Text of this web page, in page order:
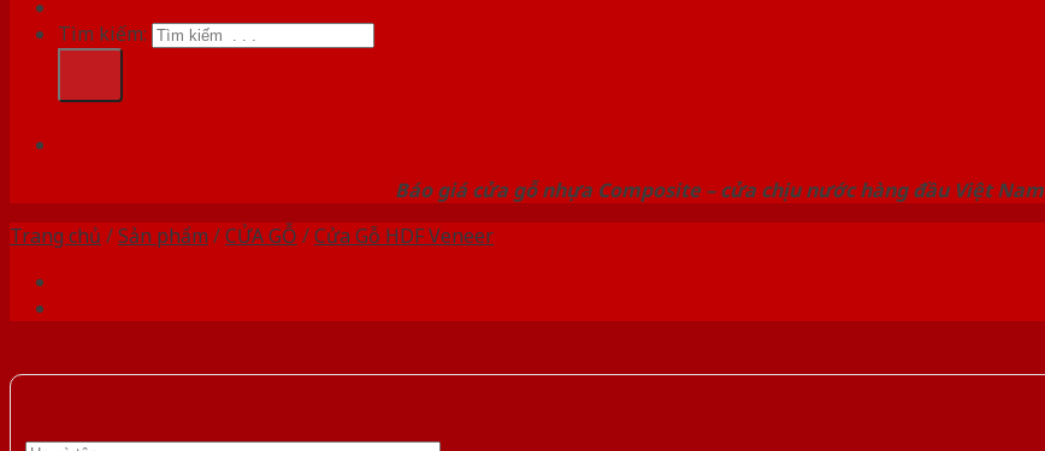
Tìm kiếm:
Báo giá cửa gỗ nhựa Composite – cửa chịu nước hàng đầu Việt Nam
Trang chủ /Sản phẩm /CỬA GỖ /Cửa Gỗ HDF Veneer